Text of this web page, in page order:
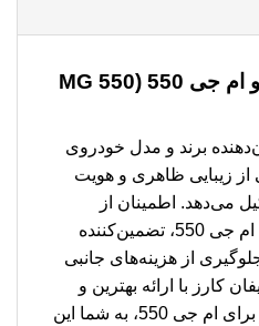
آرم جلو ام جی 550 (MG 550
برند و مدل خودروی
زیبایی ظاهری و هویت
می‌دهد. اطمینان از
اصالت و کیفیت آرم جلوی ام جی 550، تضمین‌کننده
از هزینه‌های جانبی
کارز با ارائه بهترین و
باکیفیت‌ترین انواع آرم جلو برای ام جی 550، به شما این